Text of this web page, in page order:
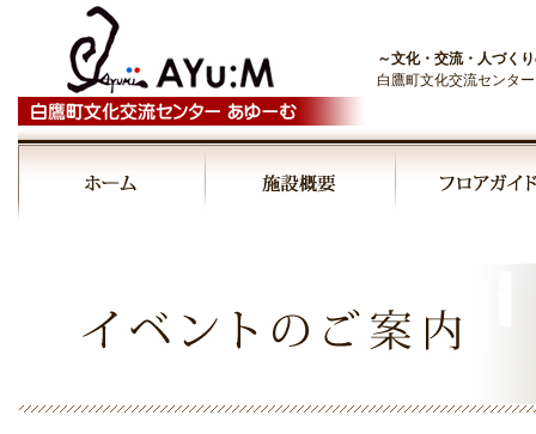
～文化・交流・人づく
白鷹町文化交流センタ